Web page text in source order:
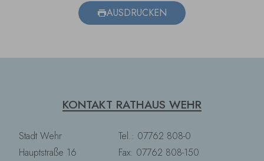
AUSDRUCKEN
KONTAKT RATHAUS WEHR
Stadt Wehr
Hauptstraße 16
Tel.: 07762 808-0
Fax: 07762 808-150